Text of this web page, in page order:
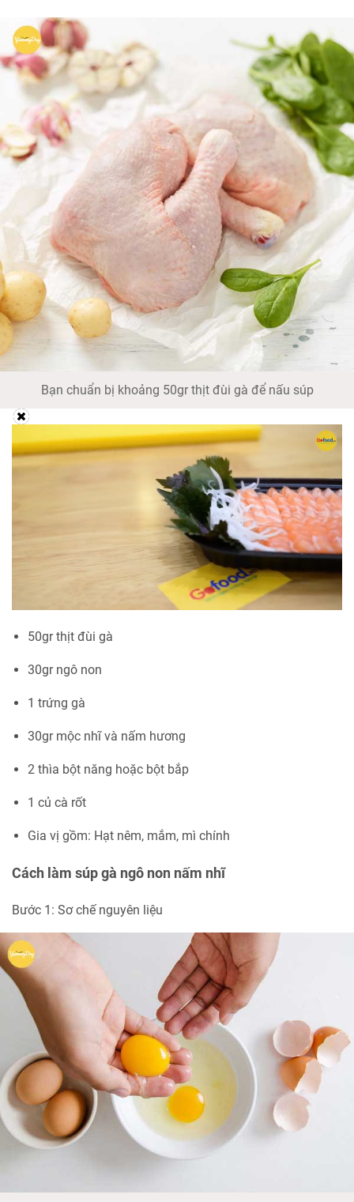
Bạn chuẩn bị khoảng 50gr thịt đùi gà để nấu súp
50gr thịt đùi gà
30gr ngô non
1 trứng gà
30gr mộc nhĩ và nấm hương
2 thìa bột năng hoặc bột bắp
1 củ cà rốt
Gia vị gồm: Hạt nêm, mắm, mì chính
Cách làm súp gà ngô non nấm nhĩ
Bước 1: Sơ chế nguyên liệu